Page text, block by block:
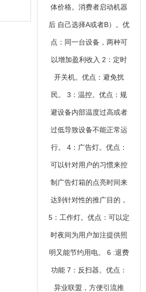
体价格。消费者启动机器
后 自己选择A或者B）。优
点：同一台设备，两种可
以增加盈利收入 2：定时
开关机。优点：避免扰
民。 3：温控。优点：规
避设备内部温度过高或者
过低导致设备不能正常运
行。 4：广告灯。优点：
可以针对用户的习惯来控
制广告灯箱的点亮时间来
达到针对性的推广目的，
5：工作灯。优点：可以定
时夜间为用户加注提供照
明又能节约用电。 6 :退费
功能 7：反扫器。优点：
异业联盟，方便引流推